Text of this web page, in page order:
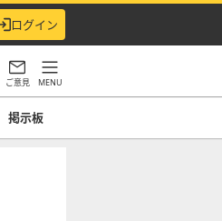
ログイン
ご意見 MENU
掲示板